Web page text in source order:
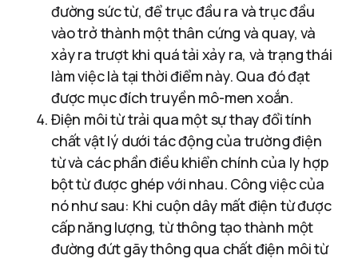
đường sức từ, để trục đầu ra và trục đầu
vào trở thành một thân cứng và quay, và
xảy ra trượt khi quá tải xảy ra, và trạng thái
làm việc là tại thời điểm này. Qua đó đạt
được mục đích truyền mô-men xoắn.
Điện môi từ trải qua một sự thay đổi tính
chất vật lý dưới tác động của trường điện
từ và các phần điều khiển chính của ly hợp
bột từ được ghép với nhau. Công việc của
nó như sau: Khi cuộn dây mất điện từ được
cấp năng lượng, từ thông tạo thành một
đường đứt gãy thông qua chất điện môi từ